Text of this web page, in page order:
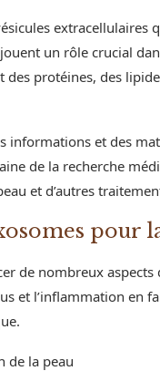
un rôle crucial
protéines, des
informations et des
de la recherche
et d’autres
pour
de nombreux
et l’inflammation en
de la peau